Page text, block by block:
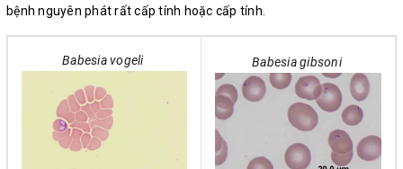
bệnh nguyên phát rất cấp tính hoặc cấp tính.
Babesia vogeli Babesia gibsoni